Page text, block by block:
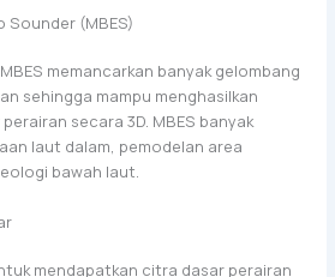
Sounder (MBES)
memancarkan banyak gelombang
sehingga mampu menghasilkan
secara 3D. MBES banyak
laut dalam, pemodelan area
bawah laut.
mendapatkan citra dasar perairan